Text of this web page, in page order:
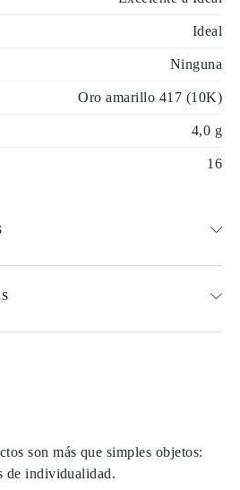
Ideal
Ninguna
Oro amarillo 417 (10K)
4,0 g
16
también están disponibles
envío, costos y tiempos de entrega se
frecuentes sobre la entrega
son más que simples objetos:
de individualidad.